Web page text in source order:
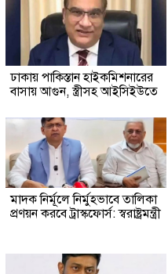
ঢাকায় পাকিস্তান হাইকমিশনারের
বাসায় আগুন, স্ত্রীসহ আইসিইউতে
মাদক নির্মূলে নির্মুহভাবে তালিকা
প্রণয়ন করবে ট্রাস্কফোর্স: স্বরাষ্ট্রমন্ত্রী